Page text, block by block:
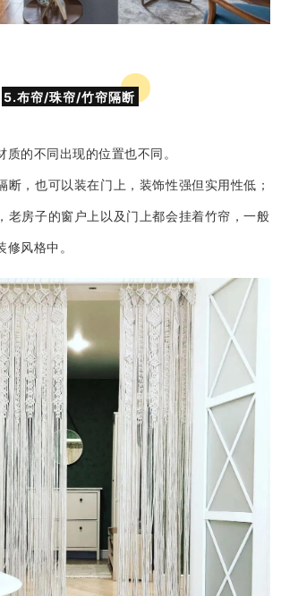
5.布帘/珠帘/竹帘隔断
的不同出现的位置也不同。
断，也可以装在门上，装饰性强但实用性低；
老房子的窗户上以及门上都会挂着竹帘，一般
风格中。